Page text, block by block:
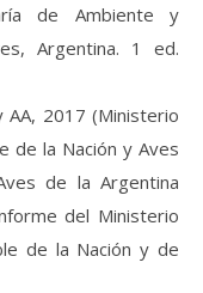
de Ambiente y
Argentina. 1 ed.
AA, 2017 (Ministerio
de la Nación y Aves
de la Argentina
del Ministerio
de la Nación y de